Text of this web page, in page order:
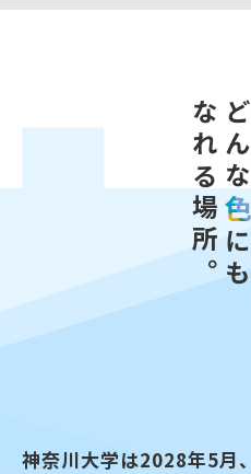
神奈川大学は2028年5月、
どんな
にも
なれる場所。